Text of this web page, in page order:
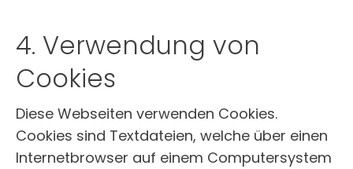
4. Verwendung von
Cookies
Diese Webseiten verwenden Cookies.
Cookies sind Textdateien, welche über einen
Internetbrowser auf einem Computersystem